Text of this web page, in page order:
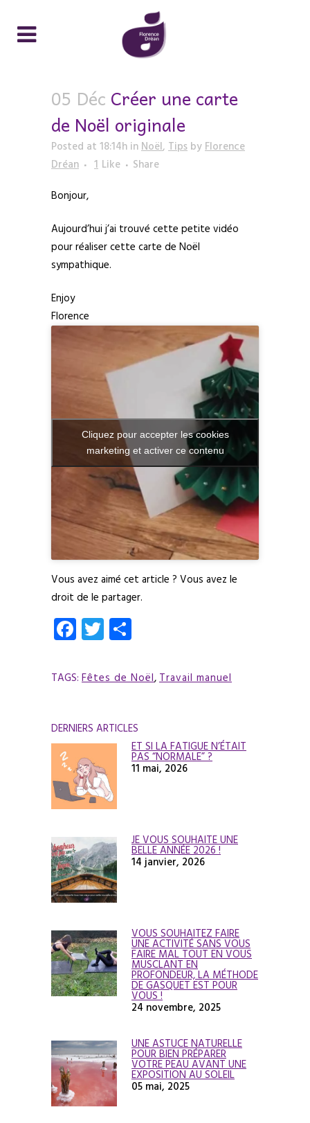
05 Déc Créer une carte
de Noël originale
Posted at 18:14h in Noël, Tips by Florence
Dréan
1 Like Share
Bonjour,
Aujourd’hui j’ai trouvé cette petite vidéo
pour réaliser cette carte de Noël
sympathique.
Enjoy
Florence
Cliquez pour accepter les cookies
marketing et activer ce contenu
Vous avez aimé cet article ? Vous avez le
droit de le partager.
Facebook
Twitter
TAGS: Fêtes de Noël, Travail manuel
DERNIERS ARTICLES
ET SI LA FATIGUE N’ÉTAIT
PAS “NORMALE” ?
11 mai, 2026
JE VOUS SOUHAITE UNE
BELLE ANNÉE 2026 !
14 janvier, 2026
VOUS SOUHAITEZ FAIRE
UNE ACTIVITÉ SANS VOUS
FAIRE MAL TOUT EN VOUS
MUSCLANT EN
PROFONDEUR, LA MÉTHODE
DE GASQUET EST POUR
VOUS !
24 novembre, 2025
UNE ASTUCE NATURELLE
POUR BIEN PRÉPARER
VOTRE PEAU AVANT UNE
EXPOSITION AU SOLEIL
05 mai, 2025